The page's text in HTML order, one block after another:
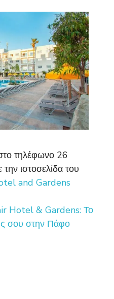
τηλέφωνο 26
ιστοσελίδα του
and Gardens
Hotel & Gardens: Το
σου στην Πάφο